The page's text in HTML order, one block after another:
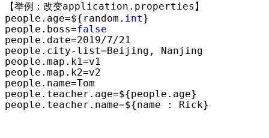
【举例：改变application.properties】
people.age=${random. int}
people.boss=false
people.date=2019/7/21
people.city-list=Beijing, Nanjing
people.map.k1 =v1
people.map.k2=v2
people.name=Tom
people.teacher.age=${people.age}
people.teacher.name=${name : Rick}